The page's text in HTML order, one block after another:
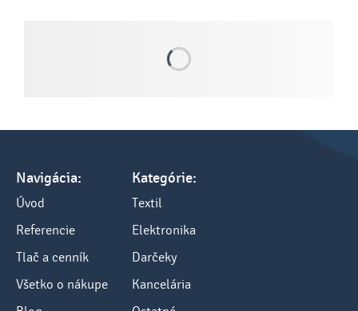
Navigácia:
Úvod
Referencie
Tlač a cenník
Všetko o nákupe
Kategórie:
Textil
Elektronika
Darčeky
Kancelária